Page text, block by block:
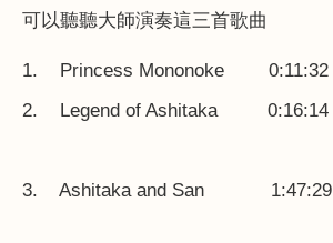
可以聽聽大師演奏這三首歌曲
1. Princess Mononoke 0:11:32
2. Legend of Ashitaka 0:16:14
3. Ashitaka and San 1:47:29